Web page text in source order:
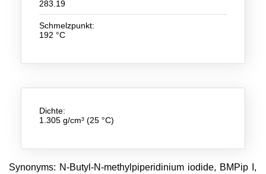
Funktionsfluide & Additive
Elektrolyte
Über Uns
Unternehmen
Team
283.19
Schmelzpunkt:
192 °C
Dichte:
1.305 g/cm³ (25 °C)
Synonyms: N-Butyl-N-methylpiperidinium iodide, BMPip I,